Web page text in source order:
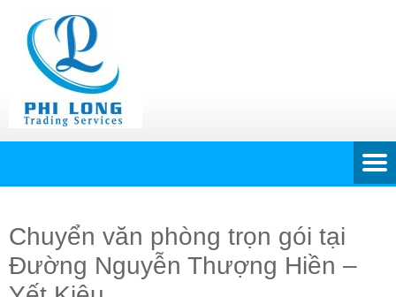
Chuyển văn phòng trọn gói tại
Đường Nguyễn Thượng Hiền –